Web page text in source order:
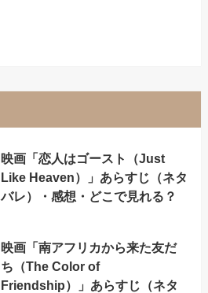
映画「恋人はゴースト（Just
Like Heaven）」あらすじ（ネタ
バレ）・感想・どこで見れる？
映画「南アフリカから来た友だ
ち（The Color of
Friendship）」あらすじ（ネタ